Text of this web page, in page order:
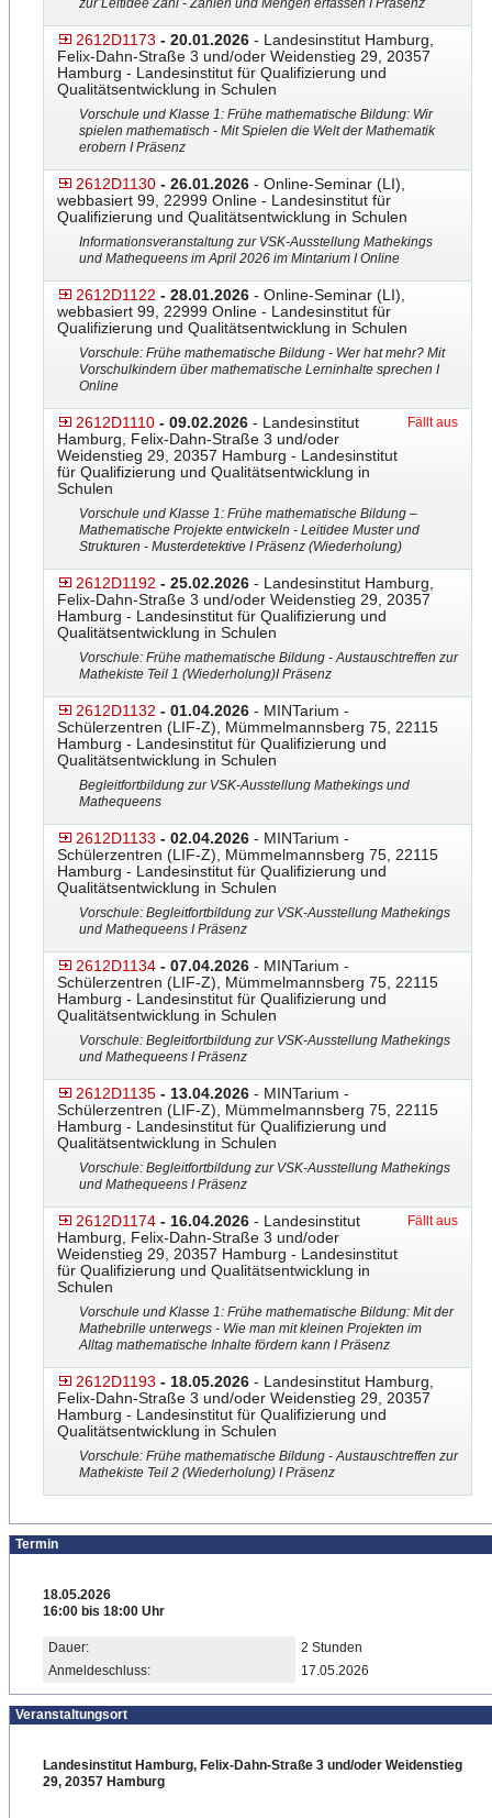
zur Leitidee Zahl - Zählen und Mengen erfassen I Präsenz
2612D1173 - 20.01.2026 - Landesinstitut Hamburg,
Felix-Dahn-Straße 3 und/oder Weidenstieg 29, 20357
Hamburg - Landesinstitut für Qualifizierung und
Qualitätsentwicklung in Schulen
Vorschule und Klasse 1: Frühe mathematische Bildung: Wir
spielen mathematisch - Mit Spielen die Welt der Mathematik
erobern I Präsenz
2612D1130 - 26.01.2026 - Online-Seminar (LI),
webbasiert 99, 22999 Online - Landesinstitut für
Qualifizierung und Qualitätsentwicklung in Schulen
Informationsveranstaltung zur VSK-Ausstellung Mathekings
und Mathequeens im April 2026 im Mintarium I Online
2612D1122 - 28.01.2026 - Online-Seminar (LI),
webbasiert 99, 22999 Online - Landesinstitut für
Qualifizierung und Qualitätsentwicklung in Schulen
Vorschule: Frühe mathematische Bildung - Wer hat mehr? Mit
Vorschulkindern über mathematische Lerninhalte sprechen I
Online
2612D1110 - 09.02.2026 - Landesinstitut
Hamburg, Felix-Dahn-Straße 3 und/oder
Weidenstieg 29, 20357 Hamburg - Landesinstitut
für Qualifizierung und Qualitätsentwicklung in
Schulen
Fällt aus
Vorschule und Klasse 1: Frühe mathematische Bildung –
Mathematische Projekte entwickeln - Leitidee Muster und
Strukturen - Musterdetektive I Präsenz (Wiederholung)
2612D1192 - 25.02.2026 - Landesinstitut Hamburg,
Felix-Dahn-Straße 3 und/oder Weidenstieg 29, 20357
Hamburg - Landesinstitut für Qualifizierung und
Qualitätsentwicklung in Schulen
Vorschule: Frühe mathematische Bildung - Austauschtreffen zur
Mathekiste Teil 1 (Wiederholung)I Präsenz
2612D1132 - 01.04.2026 - MINTarium -
Schülerzentren (LIF-Z), Mümmelmannsberg 75, 22115
Hamburg - Landesinstitut für Qualifizierung und
Qualitätsentwicklung in Schulen
Begleitfortbildung zur VSK-Ausstellung Mathekings und
Mathequeens
2612D1133 - 02.04.2026 - MINTarium -
Schülerzentren (LIF-Z), Mümmelmannsberg 75, 22115
Hamburg - Landesinstitut für Qualifizierung und
Qualitätsentwicklung in Schulen
Vorschule: Begleitfortbildung zur VSK-Ausstellung Mathekings
und Mathequeens I Präsenz
2612D1134 - 07.04.2026 - MINTarium -
Schülerzentren (LIF-Z), Mümmelmannsberg 75, 22115
Hamburg - Landesinstitut für Qualifizierung und
Qualitätsentwicklung in Schulen
Vorschule: Begleitfortbildung zur VSK-Ausstellung Mathekings
und Mathequeens I Präsenz
2612D1135 - 13.04.2026 - MINTarium -
Schülerzentren (LIF-Z), Mümmelmannsberg 75, 22115
Hamburg - Landesinstitut für Qualifizierung und
Qualitätsentwicklung in Schulen
Vorschule: Begleitfortbildung zur VSK-Ausstellung Mathekings
und Mathequeens I Präsenz
2612D1174 - 16.04.2026 - Landesinstitut
Hamburg, Felix-Dahn-Straße 3 und/oder
Weidenstieg 29, 20357 Hamburg - Landesinstitut
für Qualifizierung und Qualitätsentwicklung in
Schulen
Fällt aus
Vorschule und Klasse 1: Frühe mathematische Bildung: Mit der
Mathebrille unterwegs - Wie man mit kleinen Projekten im
Alltag mathematische Inhalte fördern kann I Präsenz
2612D1193 - 18.05.2026 - Landesinstitut Hamburg,
Felix-Dahn-Straße 3 und/oder Weidenstieg 29, 20357
Hamburg - Landesinstitut für Qualifizierung und
Qualitätsentwicklung in Schulen
Vorschule: Frühe mathematische Bildung - Austauschtreffen zur
Mathekiste Teil 2 (Wiederholung) I Präsenz
Termin
18.05.2026
16:00 bis 18:00 Uhr
Dauer:
2 Stunden
Anmeldeschluss:
17.05.2026
Veranstaltungsort
Landesinstitut Hamburg, Felix-Dahn-Straße 3 und/oder Weidenstieg
29, 20357 Hamburg